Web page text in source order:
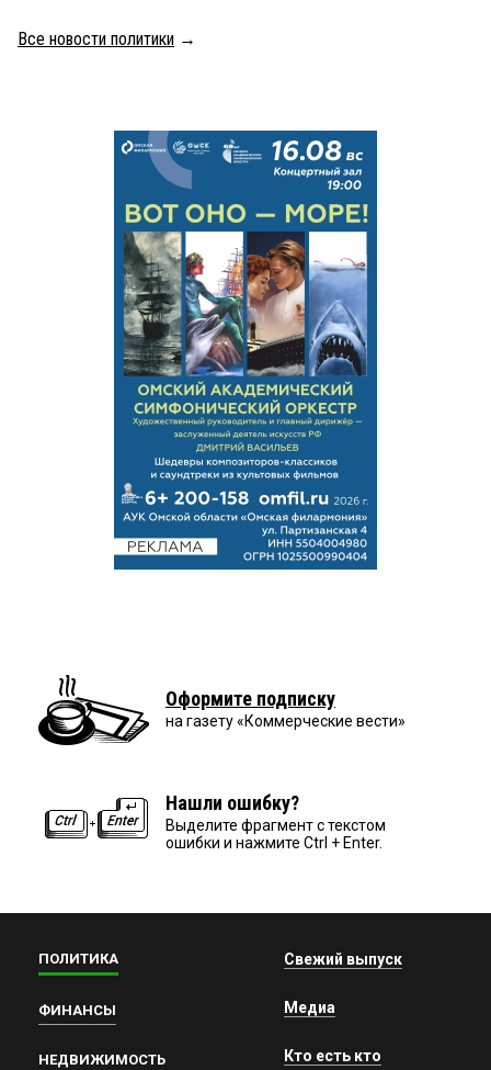
Все новости политики →
Оформите подписку
на газету «Коммерческие вести»
Нашли ошибку?
Выделите фрагмент с текстом
ошибки и нажмите Ctrl + Enter.
ПОЛИТИКА
ФИНАНСЫ
НЕДВИЖИМОСТЬ
Свежий выпуск
Медиа
Кто есть кто